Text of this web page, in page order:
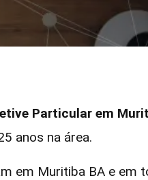
Particular em
anos na área.
em Muritiba BA e em